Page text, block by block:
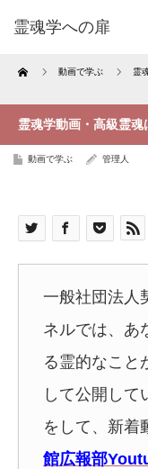
霊魂学への扉
Home 動画で学ぶ 霊
霊魂学動画・高級霊魂
動画で学ぶ 管理人
一般社団法人
ネルでは、あ
る霊的なこと
して公開して
をして、新着
館広報部